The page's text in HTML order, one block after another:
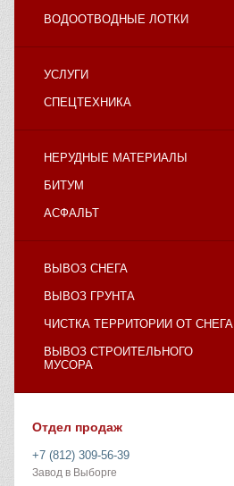
ВОДООТВОДНЫЕ ЛОТКИ
УСЛУГИ
СПЕЦТЕХНИКА
НЕРУДНЫЕ МАТЕРИАЛЫ
БИТУМ
АСФАЛЬТ
ВЫВОЗ СНЕГА
ВЫВОЗ ГРУНТА
ЧИСТКА ТЕРРИТОРИИ ОТ СНЕГА
ВЫВОЗ СТРОИТЕЛЬНОГО
МУСОРА
Отдел продаж
+7 (812) 309-56-39
Завод в Выборге